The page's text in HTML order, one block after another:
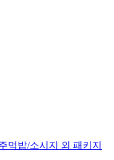
먹밥/소시지 외 패키지